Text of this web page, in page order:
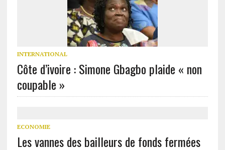
INTERNATIONAL
Côte d’ivoire : Simone Gbagbo plaide « non
coupable »
ECONOMIE
Les vannes des bailleurs de fonds fermées